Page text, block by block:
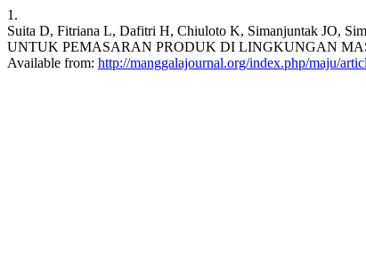
1.
Suita D, Fitriana L, Dafitri H, Chiuloto K, Simanjuntak
UNTUK PEMASARAN PRODUK DI LINGKUNGAN
Available from: http://manggalajournal.org/index.php/maju/